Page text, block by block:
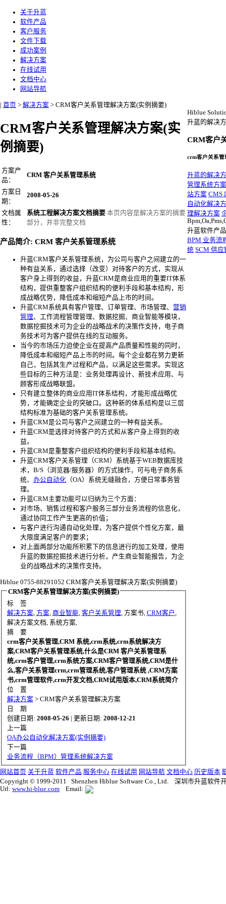
关于升蓝
软件产品
客户服务
文件下载
成功案例
解决方案
在线试用
文档中心
网站导航
| 首页 > 解决方案 > CRM客户关系管理解决方案(实例摘要)
CRM客户关系管理解决方案(实
例摘要)
方案产
品：
CRM 客户关系管理系统
方案日
期：
2008-05-26
文档属
性：
系统工程解决方案文档摘要 本页内容是解决方案的摘要
部分，并非完整文档
产品简介: CRM 客户关系管理系统
升蓝CRM客户关系管理系统，为公司与客户之间建立的一
种有益关系，通过选择（改变）对待客户的方式，实现从
客户身上得到的收益，升蓝CRM是商业应用的重要IT体系
结构，提供重整客户组织结构的便利手段和基本结构，形
成战略优势，降低成本和缩短产品上市的时间。
升蓝CRM系统具有客户管理、订单管理、市场管理、 营销
管理、工作流程管理管理、数据挖掘、商业智能等模块，
数据挖掘技术可为企业的战略战术的决策作支持，电子商
务技术可为客户提供在线的互动服务。
当今的市场压力迫使企业在提高产品质量和性能的同时，
降低成本和缩短产品上市的时间。每个企业都在努力更新
自己，包括其生产过程和产品，以满足这些需求。实现这
些目标的三种方法是：业务处理再设计、新技术应用、与
顾客形成战略联盟。
只有建立整体的商业应用IT体系结构，才能形成战略优
势，才能确定企业的突破口。这种新的体系结构是以三层
结构标准为基础的客户关系管理系统。
升蓝CRM是公司与客户之间建立的一种有益关系。
升蓝CRM是选择对待客户的方式和从客户身上得到的收
益。
升蓝CRM是重整客户组织结构的便利手段和基本结构。
升蓝CRM客户关系管理（CRM）系统基于WEB数据库技
术，B/S（浏览器/服务器）的方式操作，可与电子商务系
统、 办公自动化 （OA）系统无缝融合，方便日常事务管
理。
升蓝CRM主要功能可以归纳为三个方面：
对市场、销售过程和客户服务三部分业务流程的信息化，
通过协同工作产生更高的价值；
与客户进行沟通自动化处理，为客户提供个性化方案，最
大限度满足客户的要求；
对上面两部分功能所积累下的信息进行的加工处理，使用
升蓝的数据挖掘技术进行分析，产生商业智能报告，为企
业的战略战术的决策作支持。
Hiblue 0755-88291052 CRM客户关系管理解决方案(实例摘要)
CRM客户关系管理解决方案(实例摘要)
标 签
解决方案, 方案, 商业智能, 客户关系管理 , 方案书, CRM客户,
解决方案文档, 系统方案,
摘 要
crm客户关系管理,CRM 系统,crm系统,crm系统解决方
案,CRM客户关系管理系统,什么是CRM 客户关系管理系
统,crm客户管理,crm系统方案,CRM客户管理系统,CRM是什
么,客户关系管理crm,crm管理系统,客户管理系统 ,CRM方案
书,crm管理软件,crm开发文档,CRM试用版本,CRM系统简介
位 置
解决方案 >CRM客户关系管理解决方案
日 期
创建日期: 2008-05-26 | 更新日期: 2008-12-21
上一篇
OA办公自动化解决方案(实例摘要)
下一篇
业务流程（BPM）管理系统解决方案
Hiblue
升蓝的解决
CRM客户
crm客户关系管
升蓝的解决
管理系统方案
站方案 CMS
自动化解决
理解决方案
升蓝软件产
BPM 业务流
统 SCM 供
网站首页 关于升蓝 软件产品 服务中心 在线试用 网站导航 文档中心 历史版本
Copyright © 1999-2011 Shenzhen Hiblue Software Co., Ltd. 深圳市升蓝软件
Url: www.hi-blue.com Email: